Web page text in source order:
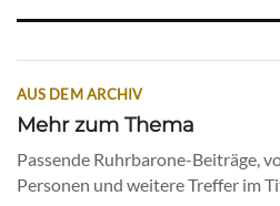
AUS DEM ARCHIV
Mehr zum Thema
Passende Ruhrbarone-Beiträge,
Personen und weitere Treffer im